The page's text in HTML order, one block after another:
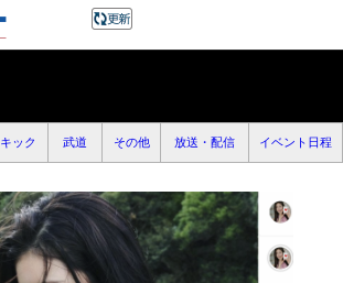
キック 武道 その他 放送・配信 イベント日程